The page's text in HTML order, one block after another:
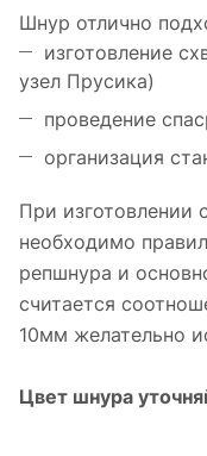
Шнур отлично
изготовление
узел Прусика)
проведение
организация
При изготовлении
необходимо
репшнура и
считается
10мм желательно
Цвет шнура